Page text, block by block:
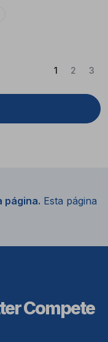
1 (Atual)
2 3
página. Esta página
Compete